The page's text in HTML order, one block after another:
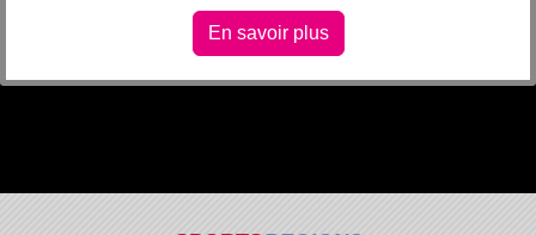
En savoir plus